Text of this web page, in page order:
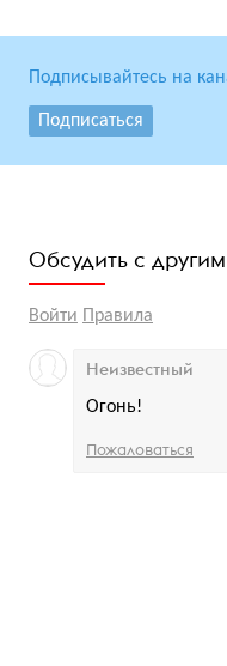
Подписывайтесь на
Подписаться
Обсудить с
Войти Правила
Огонь!
Неизвестный
Пожаловаться